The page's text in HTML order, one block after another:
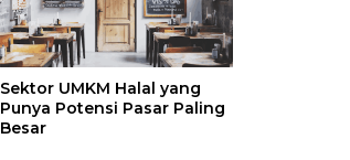
Sektor UMKM Halal yang
Punya Potensi Pasar Paling
Besar